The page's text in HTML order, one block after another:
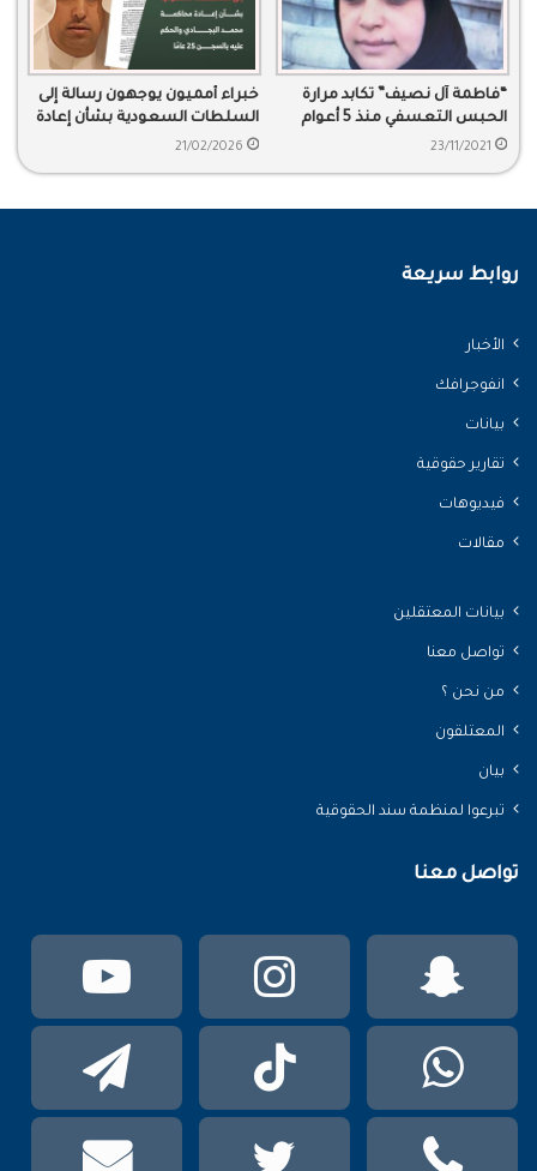
“فاطمة آل نصيف” تكابد مرارة
الحبس التعسفي منذ 5 أعوام
23/11/2021
خبراء أمميون يوجهون رسالة إلى
السلطات السعودية بشأن إعادة
محاكمة محمد البجادي والحكم
21/02/2026
روابط سريعة
الأخبار
انفوجرافك
بيانات
تقارير حقوقية
فيديوهات
مقالات
بيانات المعتقلين
تواصل معنا
من نحن ؟
المعتلقون
بيان
تبرعوا لمنظمة سند الحقوقية
تواصل معنا
انستقرام
سناب
TikTok
واتساب
phone